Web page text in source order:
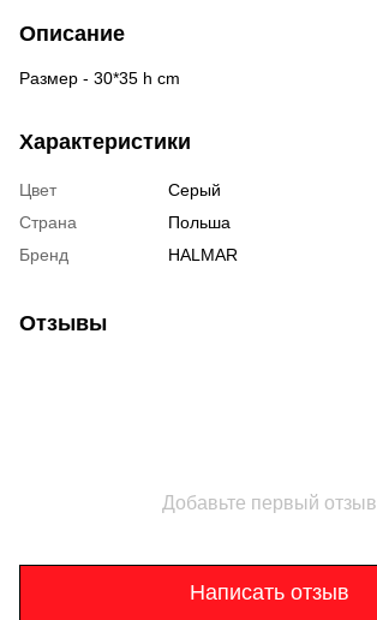
Описание
Размер - 30*35 h cm
Характеристики
Цвет
Серый
Страна
Польша
Бренд
HALMAR
Отзывы
Добавьте первый отзыв
Написать отзыв